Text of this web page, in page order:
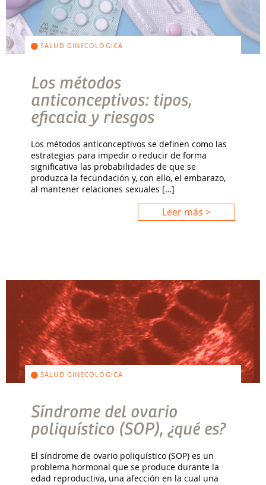
SALUD GINECOLÓGICA
Los métodos
anticonceptivos: tipos,
eficacia y riesgos
Los métodos anticonceptivos se definen como las
estrategias para impedir o reducir de forma
significativa las probabilidades de que se
produzca la fecundación y, con ello, el embarazo,
al mantener relaciones sexuales […]
Leer más >
SALUD GINECOLÓGICA
Síndrome del ovario
poliquístico (SOP), ¿qué es?
El síndrome de ovario poliquístico (SOP) es un
problema hormonal que se produce durante la
edad reproductiva, una afección en la cual una